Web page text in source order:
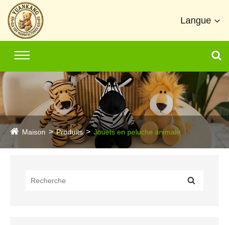
Langue
Maison Produits Jouets en peluche animale